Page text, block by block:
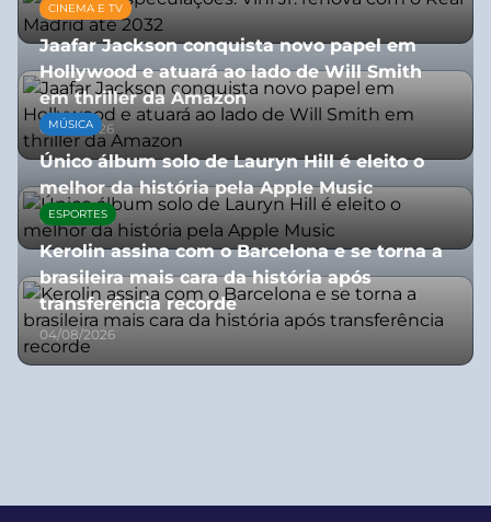
06/08/2026
CINEMA E TV
Jaafar Jackson conquista novo papel em
Hollywood e atuará ao lado de Will Smith
em thriller da Amazon
06/08/2026
MÚSICA
Único álbum solo de Lauryn Hill é eleito o
melhor da história pela Apple Music
06/08/2026
ESPORTES
Kerolin assina com o Barcelona e se torna a
brasileira mais cara da história após
transferência recorde
04/08/2026